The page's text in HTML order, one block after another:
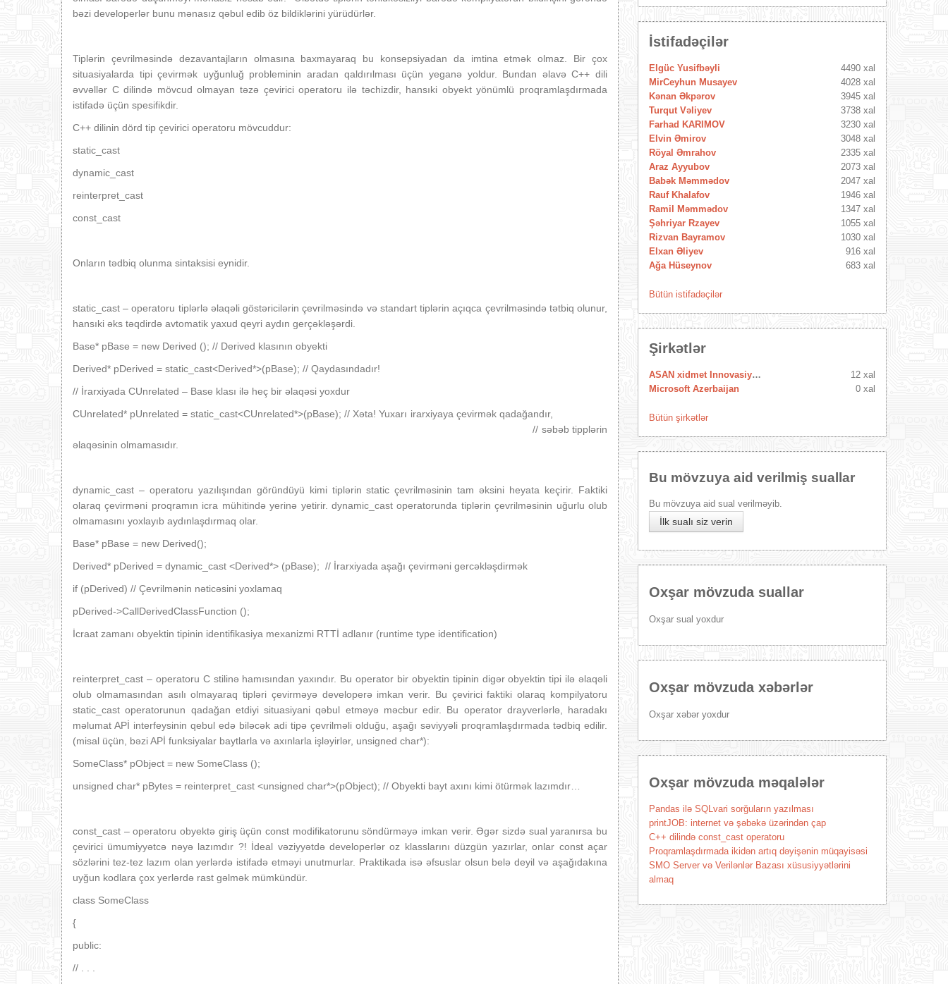
bəzi developerlər bunu mənasız qəbul edib öz bildiklərini yürüdürlər.
Tiplərin çevrilməsində dezavantajların olmasına baxmayaraq bu konsepsiyadan da imtina etmək olmaz. Bir çox
situasiyalarda tipi çevirmək uyğunluğ probleminin aradan qaldırılması üçün yeganə yoldur. Bundan əlavə C++ dili
əvvəllər C dilində mövcud olmayan təzə çevirici operatoru ilə təchizdir, hansıki obyekt yönümlü proqramlaşdırmada
istifadə üçün spesifikdir.
C++ dilinin dörd tip çevirici operatoru mövcuddur:
static_cast
dynamic_cast
reinterpret_cast
const_cast
Onların tədbiq olunma sintaksisi eynidir.
static_cast – operatoru tiplərlə əlaqəli göstəricilərin çevrilməsində və standart tiplərin açıqca çevrilməsində tətbiq olunur,
hansıki əks təqdirdə avtomatik yaxud qeyri aydın gerçəkləşərdi.
Base* pBase = new Derived (); // Derived klasının obyekti
Derived* pDerived = static_cast<Derived*>(pBase); // Qaydasındadır!
// İrarxiyada CUnrelated – Base klası ilə heç bir əlaqəsi yoxdur
CUnrelated* pUnrelated = static_cast<CUnrelated*>(pBase); // Xəta! Yuxarı irarxiyaya çevirmək qadağandır,
// səbəb tipplərin
əlaqəsinin olmamasıdır.
dynamic_cast – operatoru yazılışından göründüyü kimi tiplərin static çevrilməsinin tam əksini heyata keçirir. Faktiki
olaraq çevirməni proqramın icra mühitində yerinə yetirir. dynamic_cast operatorunda tiplərin çevrilməsinin uğurlu olub
olmamasını yoxlayıb aydınlaşdırmaq olar.
Base* pBase = new Derived();
Derived* pDerived = dynamic_cast <Derived*> (pBase); // İrarxiyada aşağı çevirməni gercəkləşdirmək
if (pDerived) // Çevrilmənin nəticəsini yoxlamaq
pDerived->CallDerivedClassFunction ();
İcraat zamanı obyektin tipinin identifikasiya mexanizmi RTTİ adlanır (runtime type identification)
reinterpret_cast – operatoru C stilinə hamısından yaxındır. Bu operator bir obyektin tipinin digər obyektin tipi ilə əlaqəli
olub olmamasından asılı olmayaraq tipləri çevirməyə developerə imkan verir. Bu çevirici faktiki olaraq kompilyatoru
static_cast operatorunun qadağan etdiyi situasiyani qəbul etməyə məcbur edir. Bu operator drayverlərlə, haradakı
məlumat APİ interfeysinin qebul edə biləcək adi tipə çevrilməli olduğu, aşağı səviyyəli proqramlaşdırmada tədbiq edilir.
(misal üçün, bəzi APİ funksiyalar baytlarla və axınlarla işləyirlər, unsigned char*):
SomeClass* pObject = new SomeClass ();
unsigned char* pBytes = reinterpret_cast <unsigned char*>(pObject); // Obyekti bayt axını kimi ötürmək lazımdır…
const_cast – operatoru obyektə giriş üçün const modifikatorunu söndürməyə imkan verir. Əgər sizdə sual yaranırsa bu
çevirici ümumiyyətcə nəyə lazımdır ?! İdeal vəziyyətdə developerlər oz klasslarını düzgün yazırlar, onlar const açar
sözlərini tez-tez lazım olan yerlərdə istifadə etməyi unutmurlar. Praktikada isə əfsuslar olsun belə deyil və aşağıdakına
uyğun kodlara çox yerlərdə rast gəlmək mümkündür.
class SomeClass
{
public:
// . . .
İstifadəçilər
Elgüc Yusifbəyli
4490 xal
MirCeyhun Musayev
4028 xal
Kənan Əkpərov
3945 xal
Turqut Vəliyev
3738 xal
Farhad KARIMOV
3230 xal
Elvin Əmirov
3048 xal
Röyal Əmrahov
2335 xal
Araz Ayyubov
2073 xal
Babək Məmmədov
2047 xal
Rauf Khalafov
1946 xal
Ramil Məmmədov
1347 xal
Şəhriyar Rzayev
1055 xal
Rizvan Bayramov
1030 xal
Elxan Əliyev
916 xal
Ağa Hüseynov
683 xal
Bütün istifadəçilər
Şirkətlər
ASAN xidmet Innovasiya Mərkəzi
12 xal
Microsoft Azerbaijan
0 xal
Bütün şirkətlər
Bu mövzuya aid verilmiş suallar
Bu mövzuya aid sual verilməyib.
İlk sualı siz verin
Oxşar mövzuda suallar
Oxşar sual yoxdur
Oxşar mövzuda xəbərlər
Oxşar xəbər yoxdur
Oxşar mövzuda məqalələr
Pandas ilə SQLvari sorğuların yazılması
printJOB: internet və şəbəkə üzərindən çap
C++ dilində const_cast operatoru
Proqramlaşdırmada ikidən artıq dəyişənin müqayisəsi
SMO Server və Verilənlər Bazası xüsusiyyətlərini
almaq